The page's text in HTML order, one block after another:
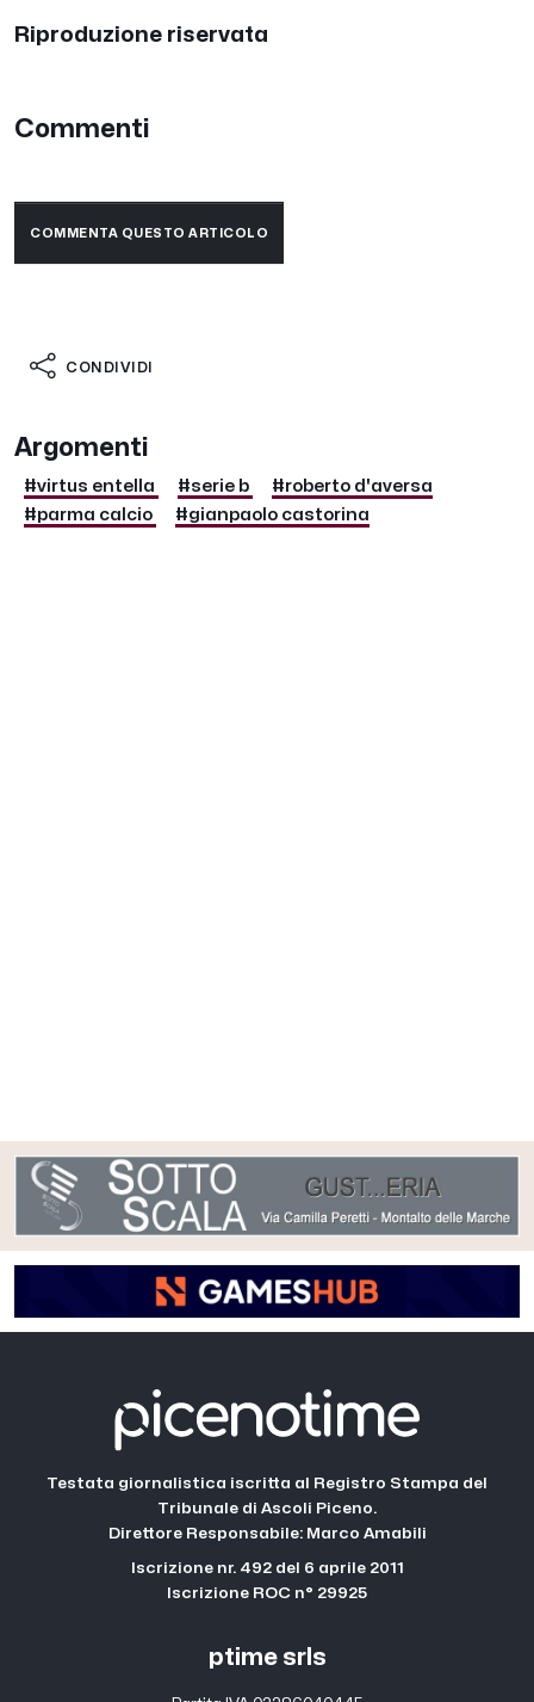
Riproduzione riservata
Commenti
COMMENTA QUESTO ARTICOLO
CONDIVIDI
Argomenti
#virtus entella #serie b
#roberto d'aversa
#parma calcio
#gianpaolo castorina
Testata giornalistica iscritta al Registro Stampa del
Tribunale di Ascoli Piceno.
Direttore Responsabile: Marco Amabili
Iscrizione nr. 492 del 6 aprile 2011
Iscrizione ROC n° 29925
ptime srls